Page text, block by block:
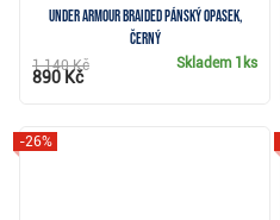
Under Armour Braided pánský opasek,
černý
Skladem 1ks
1 140 Kč
890 Kč
-26%